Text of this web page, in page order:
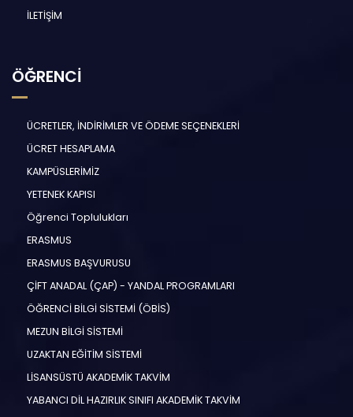
İLETİŞİM
ÖĞRENCİ
ÜCRETLER, İNDİRİMLER VE ÖDEME SEÇENEKLERİ
ÜCRET HESAPLAMA
KAMPÜSLERİMİZ
YETENEK KAPISI
Öğrenci Toplulukları
ERASMUS
ERASMUS BAŞVURUSU
ÇİFT ANADAL (ÇAP) - YANDAL PROGRAMLARI
ÖĞRENCİ BİLGİ SİSTEMİ (ÖBİS)
MEZUN BİLGİ SİSTEMİ
UZAKTAN EĞİTİM SİSTEMİ
LİSANSÜSTÜ AKADEMİK TAKVİM
YABANCI DİL HAZIRLIK SINIFI AKADEMİK TAKVİM